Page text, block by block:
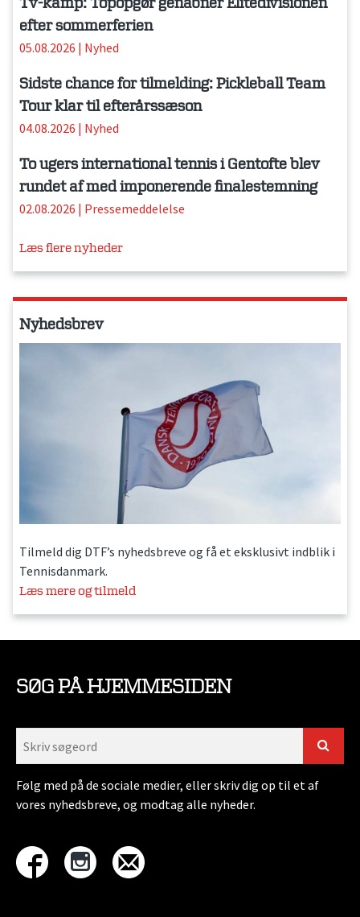
efter sommerferien
05.08.2026 | Nyhed
Sidste chance for tilmelding: Pickleball Team
Tour klar til efterårssæson
04.08.2026 | Nyhed
To ugers international tennis i Gentofte blev
rundet af med imponerende finalestemning
02.08.2026 | Pressemeddelelse
Læs flere nyheder
Nyhedsbrev
Tilmeld dig DTF’s nyhedsbreve og få et eksklusivt indblik i
Tennisdanmark.
Læs mere og tilmeld
SØG PÅ HJEMMESIDEN
Følg med på de sociale medier, eller skriv dig op til et af
vores nyhedsbreve, og modtag alle nyheder.